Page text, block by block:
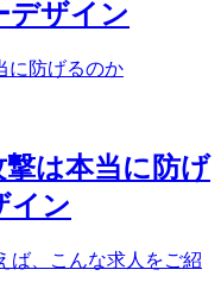
デザイン
は本当に防げ
イン